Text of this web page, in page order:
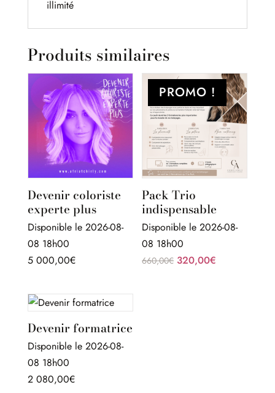
illimité
Produits similaires
Devenir coloriste
experte plus
Disponible le 2026-08-
08 18h00
5 000,00€
PROMO !
Pack Trio
indispensable
Disponible le 2026-08-
08 18h00
660,00€ Le
320,00€
Devenir formatrice
Disponible le 2026-08-
08 18h00
2 080,00€